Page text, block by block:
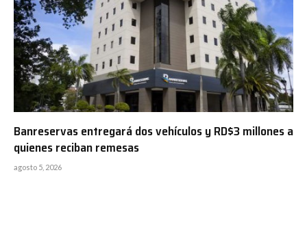
Banreservas entregará dos vehículos y RD$3 millones a
quienes reciban remesas
agosto 5, 2026